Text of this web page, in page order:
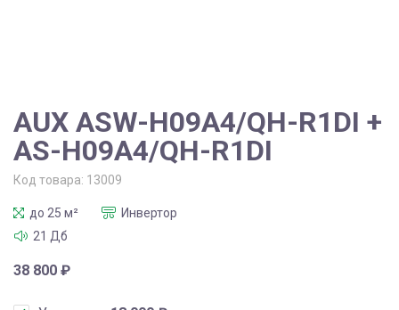
AUX ASW-H09A4/QH-R1DI +
AS-H09A4/QH-R1DI
Код товара: 13009
до 25 м²
Инвертор
21 Дб
38 800 ₽